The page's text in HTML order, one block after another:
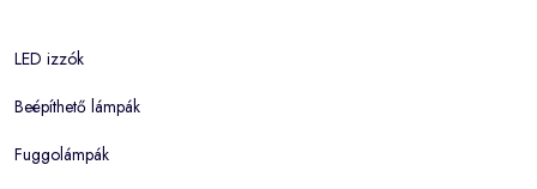
LED izzók
Beépíthető lámpák
Fuggolámpák